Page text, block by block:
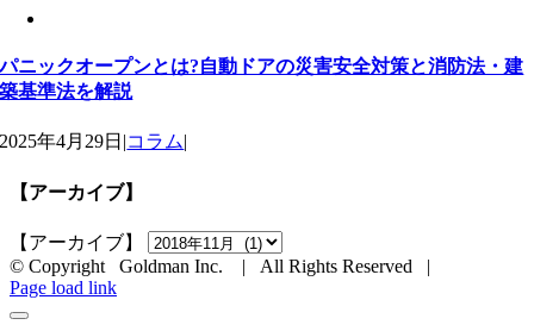
パニックオープンとは?自動ドアの災害安全対策と消防法・建
築基準法を解説
2025年4月29日 |コラム|
【アーカイブ】
【アーカイブ】
© Copyright Goldman Inc. | All Rights Reserved |
Page load link